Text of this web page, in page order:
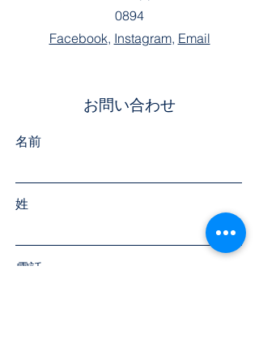
0894
Facebook, Instagram, Email
お問い合わせ
名前
姓
電話